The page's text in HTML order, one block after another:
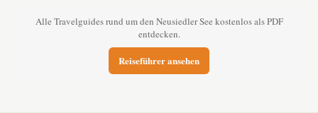
Alle Travelguides rund um den Neusiedler See kostenlos als PDF
entdecken.
Reiseführer ansehen